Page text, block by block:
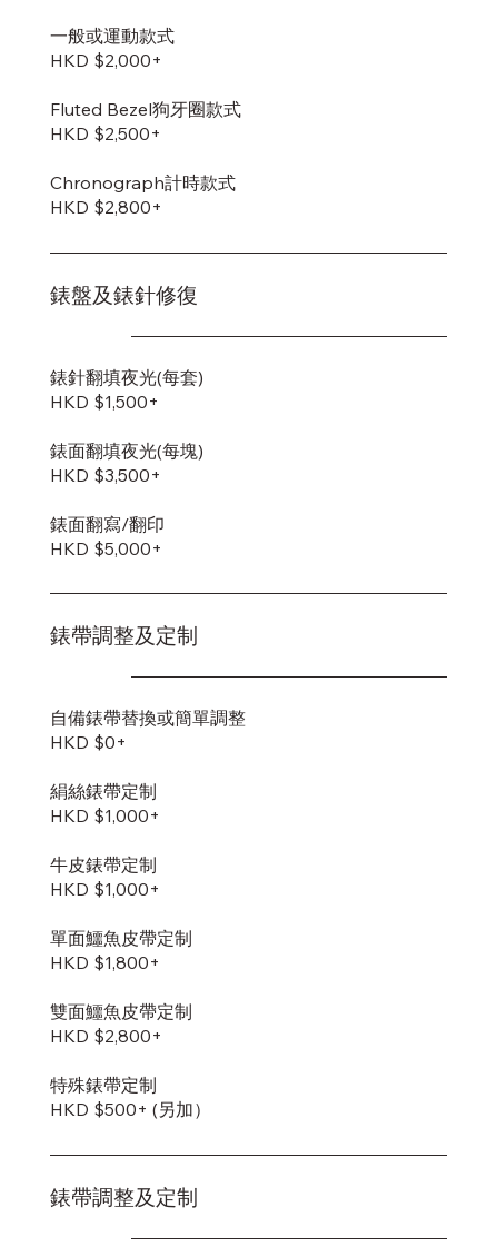
一般或運動款式
HKD $2,000+
Fluted Bezel狗牙圈款式
HKD $2,500+
Chronograph計時款式
HKD $2,800+
錶盤及錶針修復
錶針翻填夜光(每套)
HKD $1,500+
錶面翻填夜光(每塊)
HKD $3,500+
錶面翻寫/翻印
HKD $5,000+
錶帶調整及定制
自備錶帶替換或簡單調整
HKD $0+
絹絲錶帶定制
HKD $1,000+
牛皮錶帶定制
HKD $1,000+
單面鱷魚皮帶定制
HKD $1,800+
雙面鱷魚皮帶定制
​HKD $2,800+
特殊錶帶定制
HKD $500+ (另加）
錶帶調整及定制